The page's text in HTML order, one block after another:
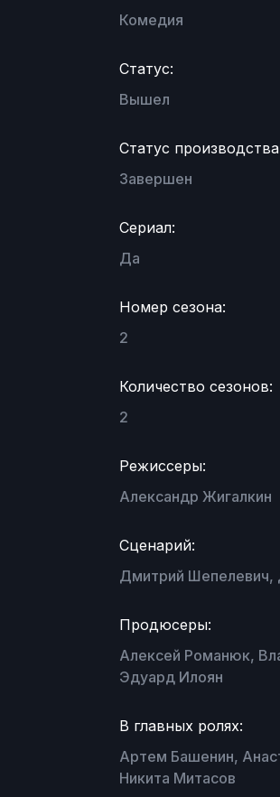
Комедия
Статус:
Вышел
Статус
Завершен
Сериал:
Да
Номер сезона:
2
Количество сезонов:
2
Режиссеры:
Александр Жигалкин
Сценарий:
Дмитрий Шепелевич,
Продюсеры:
Алексей Романюк,
Эдуард Илоян
В главных ролях:
Артем Башенин,
Никита Митасов